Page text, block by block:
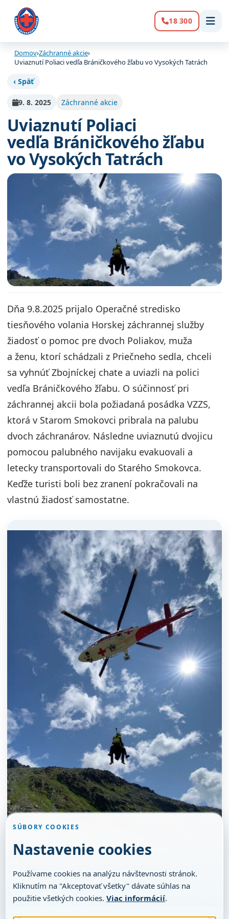
Volanie:
18 300
Domov›Záchranné akcie›
Uviaznutí Poliaci vedľa Bráničkového žľabu vo Vysokých Tatrách
‹ Späť
9. 8. 2025 Záchranné akcie
Uviaznutí Poliaci
vedľa Bráničkového žľabu
vo Vysokých Tatrách
Dňa 9.8.2025 prijalo Operačné stredisko
tiesňového volania Horskej záchrannej služby
žiadosť o pomoc pre dvoch Poliakov, muža
a ženu, ktorí schádzali z Priečneho sedla, chceli
sa vyhnúť Zbojníckej chate a uviazli na polici
vedľa Bráničkového žľabu. O súčinnosť pri
záchrannej akcii bola požiadaná posádka VZZS,
ktorá v Starom Smokovci pribrala na palubu
dvoch záchranárov. Následne uviaznutú dvojicu
pomocou palubného navijaku evakuovali a
letecky transportovali do Starého Smokovca.
Keďže turisti boli bez zranení pokračovali na
vlastnú žiadosť samostatne.
SÚBORY COOKIES
Nastavenie cookies
Používame cookies na analýzu návštevnosti stránok.
Kliknutím na "Akceptovať všetky" dávate súhlas na
použitie všetkých cookies. Viac informácií.